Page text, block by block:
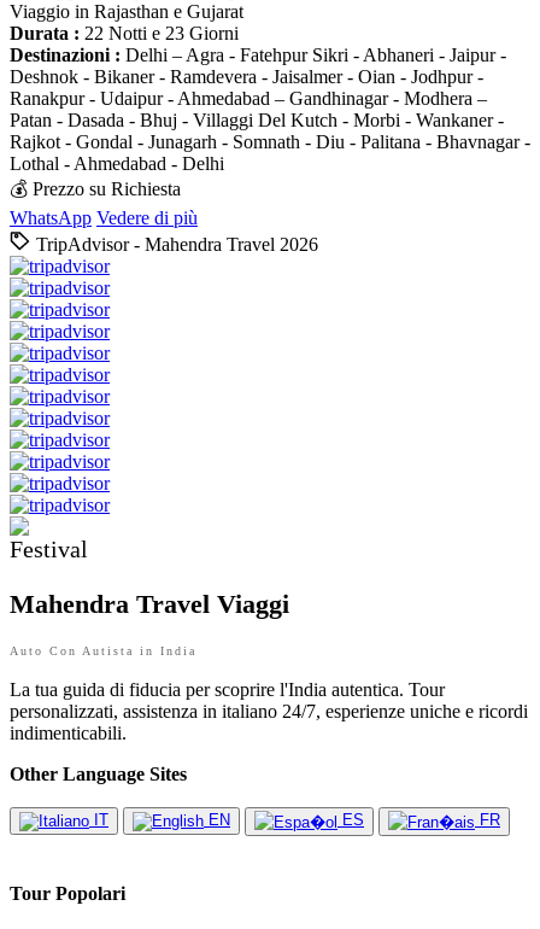
Viaggio in Rajasthan e Gujarat
Durata : 22 Notti e 23 Giorni
Destinazioni : Delhi – Agra - Fatehpur Sikri - Abhaneri - Jaipur -
Deshnok - Bikaner - Ramdevera - Jaisalmer - Oian - Jodhpur -
Ranakpur - Udaipur - Ahmedabad – Gandhinagar - Modhera –
Patan - Dasada - Bhuj - Villaggi Del Kutch - Morbi - Wankaner -
Rajkot - Gondal - Junagarh - Somnath - Diu - Palitana - Bhavnagar -
Lothal - Ahmedabad - Delhi
💰 Prezzo su Richiesta
WhatsApp Vedere di più
TripAdvisor - Mahendra Travel 2026
Mahendra Travel Viaggi
Auto Con Autista in India
La tua guida di fiducia per scoprire l'India autentica. Tour
personalizzati, assistenza in italiano 24/7, esperienze uniche e ricordi
indimenticabili.
Other Language Sites
IT EN ES FR
Tour Popolari